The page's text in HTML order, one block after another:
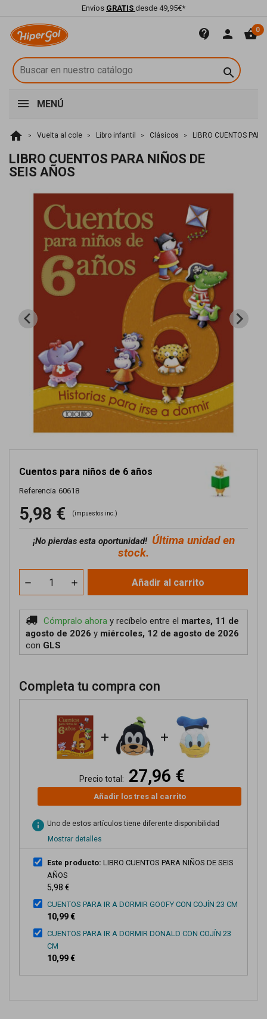
Envíos GRATIS desde 49,95€*
contact_support person shopping_basket0

MENÚ
home Vuelta al cole Libro infantil Clásicos LIBRO CUENTOS
LIBRO CUENTOS PARA NIÑOS DE
SEIS AÑOS
Cuentos para niños de 6 años
Referencia 60618
5,98 € (impuestos inc.)
¡No pierdas esta oportunidad! Última unidad en
stock.
Añadir al carrito
Cómpralo ahora y recíbelo entre el martes, 11 de
agosto de 2026 y miércoles, 12 de agosto de 2026
con GLS
Completa tu compra con
+ +
Precio total: 27,96 €
Añadir los tres al carrito
info Uno de estos artículos tiene diferente disponibilidad
Mostrar detalles
Este producto: LIBRO CUENTOS PARA NIÑOS DE SEIS
AÑOS
5,98 €
CUENTOS PARA IR A DORMIR GOOFY CON COJÍN 23 CM
10,99 €
CUENTOS PARA IR A DORMIR DONALD CON COJÍN 23
CM
10,99 €